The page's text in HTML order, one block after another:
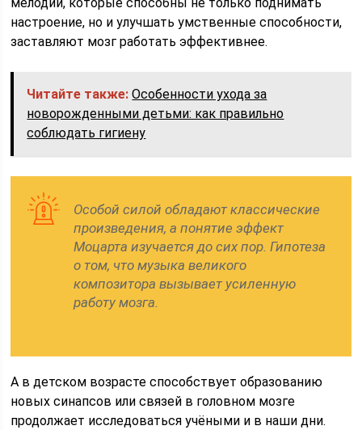
настроение, но и улучшать умственные способности,
заставляют мозг работать эффективнее.
Читайте также: Особенности ухода за
новорожденными детьми: как правильно
соблюдать гигиену
Особой силой обладают классические
произведения, а понятие эффект
Моцарта изучается до сих пор. Гипотеза
о том, что музыка великого
композитора вызывает усиленную
работу мозга.
А в детском возрасте способствует образованию
новых синапсов или связей в головном мозге
продолжает исследоваться учёными и в наши дни.